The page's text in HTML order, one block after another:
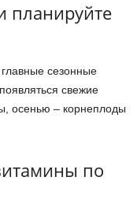
планируйте
сезонные
свежие
осенью – корнеплоды
по